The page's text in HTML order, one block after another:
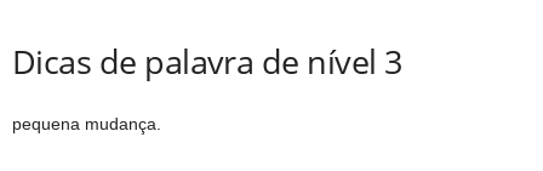
Dicas de palavra de nível 3
pequena mudança.